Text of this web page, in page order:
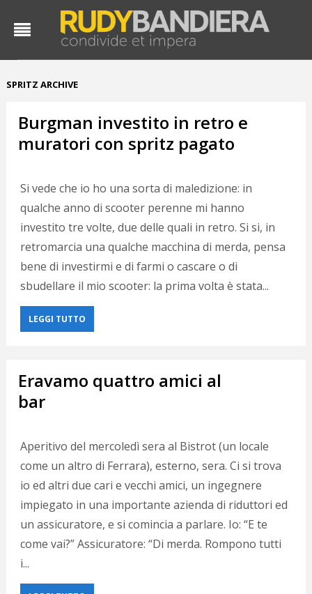
SPRITZ ARCHIVE
Burgman investito in retro e
muratori con spritz pagato
Si vede che io ho una sorta di maledizione: in
qualche anno di scooter perenne mi hanno
investito tre volte, due delle quali in retro. Si si, in
retromarcia una qualche macchina di merda, pensa
bene di investirmi e di farmi o cascare o di
sbudellare il mio scooter: la prima volta è stata...
LEGGI TUTTO
Eravamo quattro amici al
bar
Aperitivo del mercoledì sera al Bistrot (un locale
come un altro di Ferrara), esterno, sera. Ci si trova
io ed altri due cari e vecchi amici, un ingegnere
impiegato in una importante azienda di riduttori ed
un assicuratore, e si comincia a parlare. Io: “E te
come vai?” Assicuratore: “Di merda. Rompono tutti
i...